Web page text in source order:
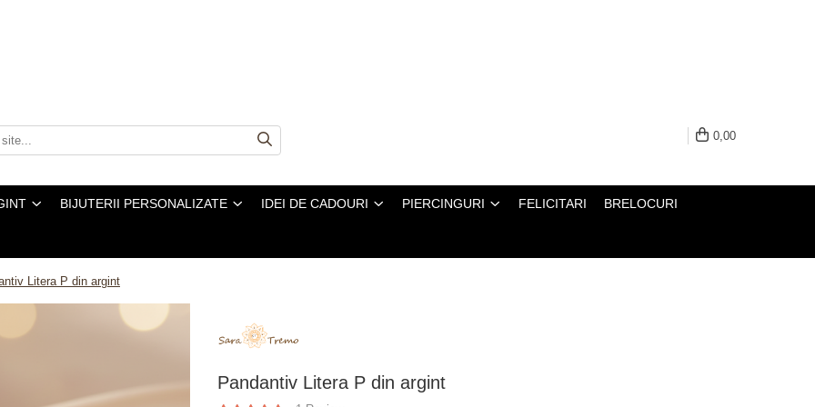
0,00
BIJUTERII PERSONALIZATE IDEI DE CADOURI PIERCINGURI FELICITARI BRELOCURI
Litera P din argint
Pandantiv Litera P din argint